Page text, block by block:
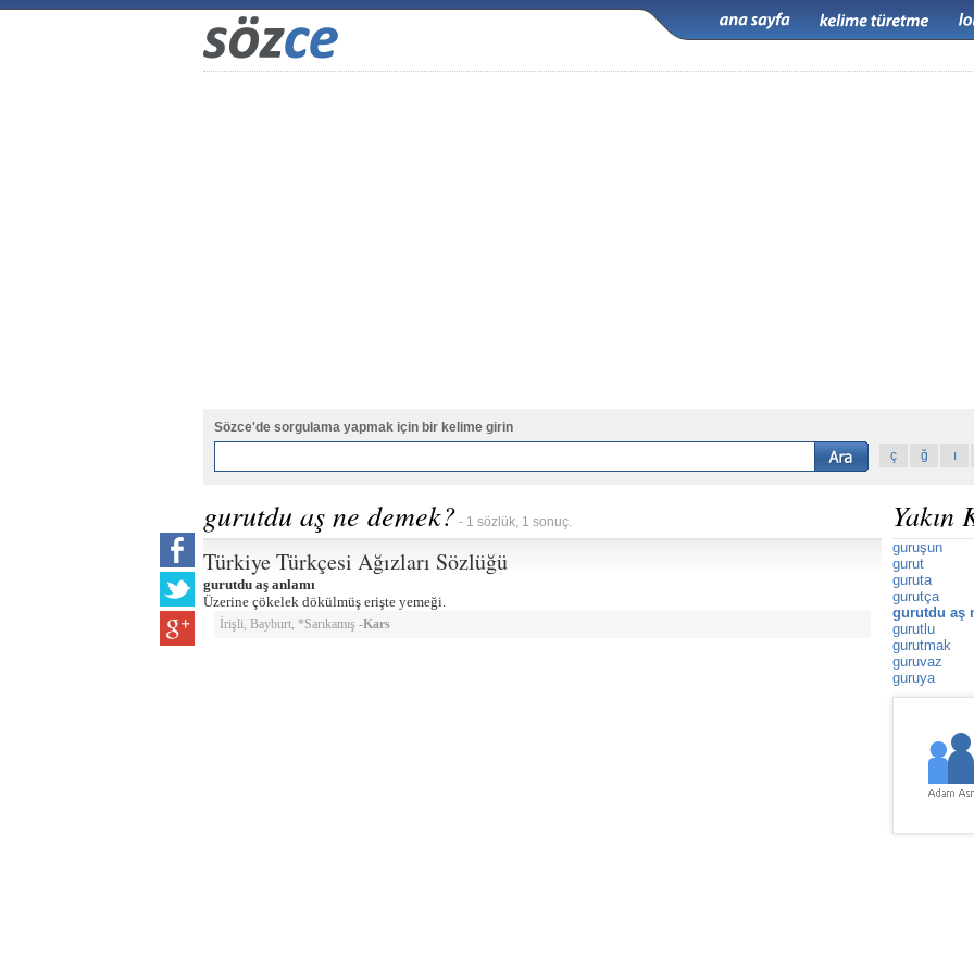
Sözce'de sorgulama yapmak için bir kelime girin
ç
ğ ı
gurutdu aş ne demek? - 1 sözlük, 1 sonuç.
Türkiye Türkçesi Ağızları Sözlüğü
gurutdu aş anlamı
Üzerine çökelek dökülmüş erişte yemeği.
İrişli, Bayburt, *Sarıkamış -Kars
Yakın
guruşun
gurut
guruta
gurutça
gurutdu aş
gurutlu
gurutmak
guruvaz
guruya